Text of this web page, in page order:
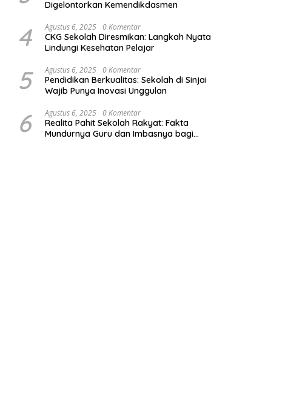
Digelontorkan Kemendikdasmen
4 Agustus 6, 2025 0 Komentar
CKG Sekolah Diresmikan: Langkah Nyata
Lindungi Kesehatan Pelajar
5 Agustus 6, 2025 0 Komentar
Pendidikan Berkualitas: Sekolah di Sinjai
Wajib Punya Inovasi Unggulan
6 Agustus 6, 2025 0 Komentar
Realita Pahit Sekolah Rakyat: Fakta
Mundurnya Guru dan Imbasnya bagi